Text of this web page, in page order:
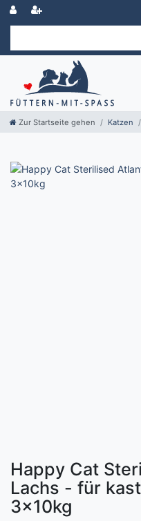
Zur Startseite gehen Katzen
Happy Cat
Lachs - für
3x10kg